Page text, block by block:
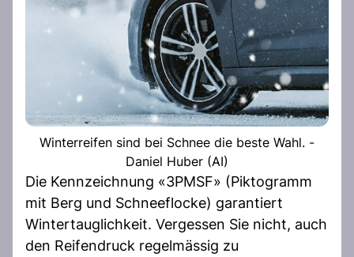
Winterreifen sind bei Schnee die beste Wahl. -
Daniel Huber (AI)
Die Kennzeichnung «3PMSF» (Piktogramm
mit Berg und Schneeflocke) garantiert
Wintertauglichkeit. Vergessen Sie nicht, auch
den Reifendruck regelmässig zu